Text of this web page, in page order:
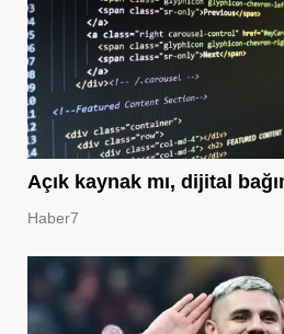
Açık kaynak mı, dijital
Haber7